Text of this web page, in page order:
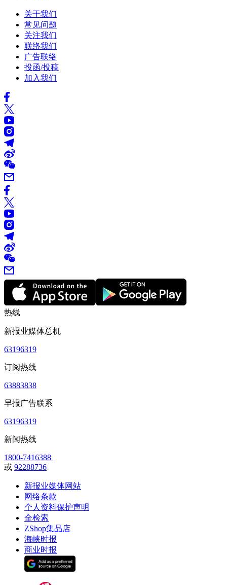
关于我们
常见问题
关注我们
联络我们
广告联络
投函/投稿
加入我们
热线
新报业媒体总机
63196319
订阅热线
63883838
早报广告联系
63196319
新闻热线
1800-7416388
或 92288736
新报业媒体网站
网络条款
个人资料保护声明
全检索
ZShop集品店
海峡时报
商业时报